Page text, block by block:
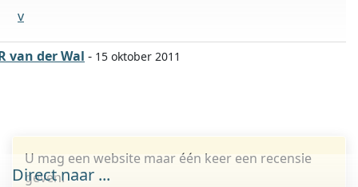
v
van der Wal - 15 oktober 2011
U mag een website maar één keer een recensie
geven.
Direct naar ...